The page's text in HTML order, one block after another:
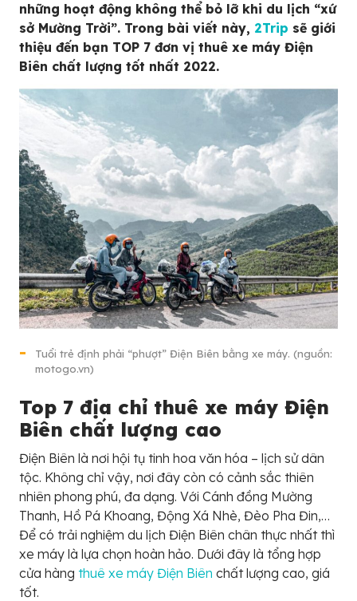
những hoạt động không thể bỏ lỡ khi du lịch “xứ
sở Mường Trời”. Trong bài viết này, 2Trip sẽ giới
thiệu đến bạn TOP 7 đơn vị thuê xe máy Điện
Biên chất lượng tốt nhất 2022.
Tuổi trẻ định phải “phượt” Điện Biên bằng xe máy. (nguồn:
motogo.vn)
Top 7 địa chỉ thuê xe máy Điện
Biên chất lượng cao
Điện Biên là nơi hội tụ tinh hoa văn hóa – lịch sử dân
tộc. Không chỉ vậy, nơi đây còn có cảnh sắc thiên
nhiên phong phú, đa dạng. Với Cánh đồng Mường
Thanh, Hồ Pá Khoang, Động Xá Nhè, Đèo Pha Đin,…
Để có trải nghiệm du lịch Điện Biên chân thực nhất thì
xe máy là lựa chọn hoàn hảo. Dưới đây là tổng hợp
cửa hàng thuê xe máy Điện Biên chất lượng cao, giá
tốt.